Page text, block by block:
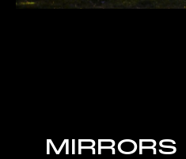
M R RORS